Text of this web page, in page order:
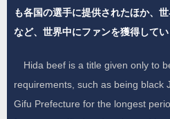
も各国の選手に提供されたほか、
など、世界中にファンを獲得してい
Hida beef is a title given only to
requirements, such as being black
Gifu Prefecture for the longest